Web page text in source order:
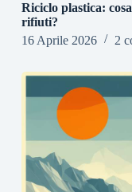
Riciclo plastica:
rifiuti?
16 Aprile 2026
2